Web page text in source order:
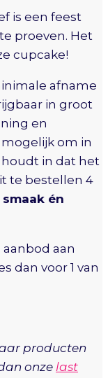
is een feest
proeven. Het
cupcake!
afname
in groot
en
om in
houdt in dat het
te bestellen 4
én
aan
dan voor 1 van
producten
onze last